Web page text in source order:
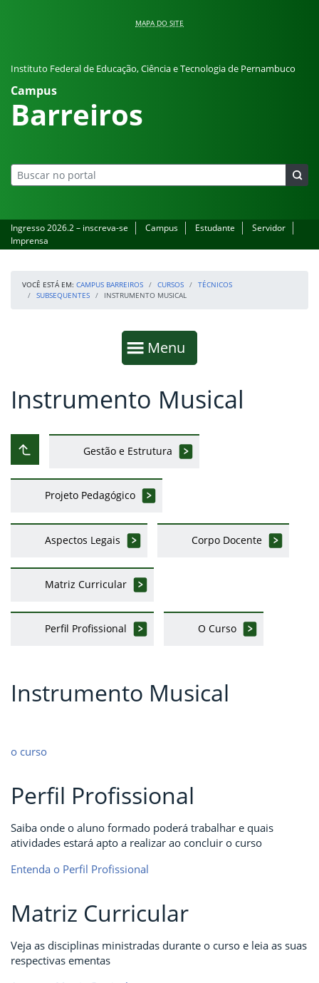
MAPA DO SITE
Instituto Federal de Educação, Ciência e Tecnologia de Pernambuco
Campus
Barreiros
Ingresso 2026.2 – inscreva-se Campus Estudante
Servidor
Imprensa
VOCÊ ESTÁ EM: CAMPUS BARREIROS CURSOS
TÉCNICOS
SUBSEQUENTES
INSTRUMENTO MUSICAL
Mostrar
Menu
Fim da navegação
Início do conteúdo
Instrumento Musical
Subir ao nível anterior
Gestão e Estrutura
Projeto Pedagógico
Aspectos Legais Corpo Docente
Matriz Curricular
Perfil Profissional O Curso
Instrumento Musical
o curso
Perfil Profissional
Saiba onde o aluno formado poderá trabalhar e quais
atividades estará apto a realizar ao concluir o curso
Entenda o Perfil Profissional
Matriz Curricular
Veja as disciplinas ministradas durante o curso e leia as suas
respectivas ementas